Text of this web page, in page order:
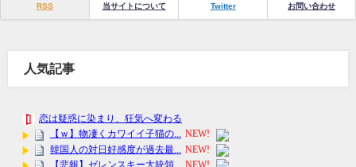
RSS 当サイトについて Twitter お問い合わせ
人気記事